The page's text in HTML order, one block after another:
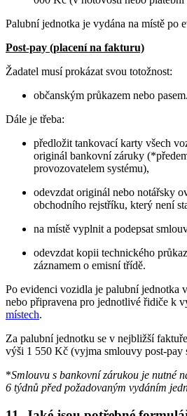
Palubní jednotka je vydána na místě po
Post-pay (placení na fakturu)
Žadatel musí prokázat svou totožnost:
občanským průkazem nebo pasem.
Dále je třeba:
předložit tankovací karty všech
originál bankovní záruky
provozovatelem systému),
odevzdat originál nebo notářsky
obchodního rejstříku, který není
na místě vyplnit a podepsat
odevzdat kopii technického
záznamem o emisní třídě.
Po evidenci vozidla je palubní jednotka
nebo připravena pro jednotlivé řidiče k
místech.
Za palubní jednotku se v nejbližší
výši 1 550 Kč (vyjma smlouvy post-pay
*Smlouvu s bankovní zárukou je nutné
6 týdnů před požadovaným vydáním